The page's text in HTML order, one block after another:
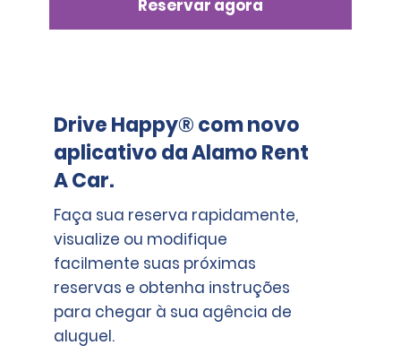
Mini, Econômico, Compacto, Intermediário: € 600,00
Premium Elite, Luxo, Luxo Elite, Van de Passageiros
Grande: € 1.600,00
Reservar agora
Drive Happy® com novo
aplicativo da Alamo Rent
A Car.
Faça sua reserva rapidamente,
visualize ou modifique
facilmente suas próximas
reservas e obtenha instruções
para chegar à sua agência de
aluguel.